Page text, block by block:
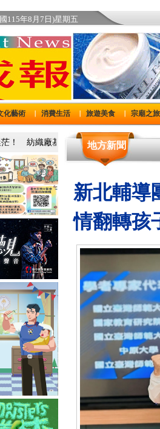
115年8月7日)星期五
化藝術 消費生活 旅遊美食 宗廟之旅
地方新聞
新北輔導
情翻轉孩